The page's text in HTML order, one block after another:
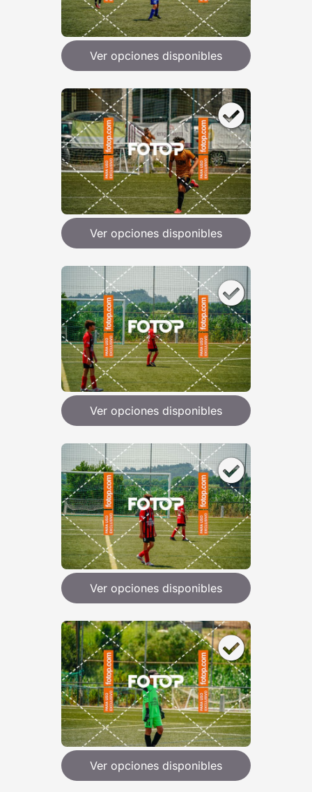
Ver opciones disponibles
Ver opciones disponibles
Ver opciones disponibles
Ver opciones disponibles
Ver opciones disponibles